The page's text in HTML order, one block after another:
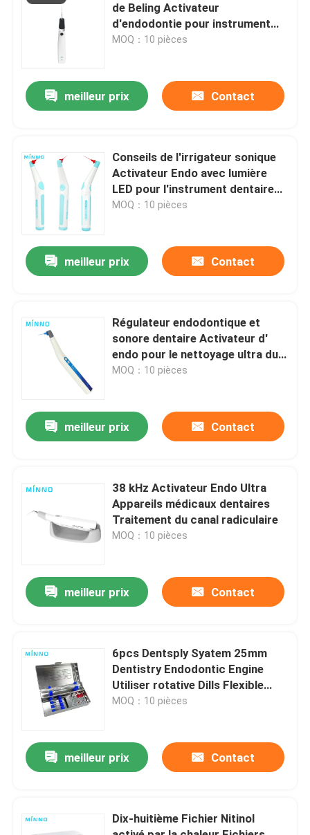
Aperçu
A propos de nous
Contrôle de la qualité
Contact
Demande de soumission
Produits médicaux dentaires
Dentistique à main à grande vitesse
de Beling Activateur
d'endodontie pour instrument
dentaire
MOQ：10 pièces
meilleur prix Contact
Conseils de l'irrigateur sonique
Activateur Endo avec lumière
LED pour l'instrument dentaire
Canal de racine
MOQ：10 pièces
meilleur prix Contact
Régulateur endodontique et
sonore dentaire Activateur d'
endo pour le nettoyage ultra du
canal radiculaire / Activateur d'
dentaire
MOQ：10 pièces
meilleur prix Contact
38 kHz Activateur Endo Ultra
Appareils médicaux dentaires
Traitement du canal radiculaire
MOQ：10 pièces
meilleur prix Contact
6pcs Dentsply Syatem 25mm
Dentistry Endodontic Engine
Utiliser rotative Dills Flexible
chaleur activée canal radiculaire
MOQ：10 pièces
meilleur prix Contact
Dix-huitième Fichier Nitinol